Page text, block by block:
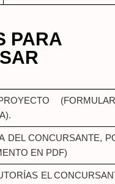
PARA
DEL CONCURSANTE,
EN PDF)
EL